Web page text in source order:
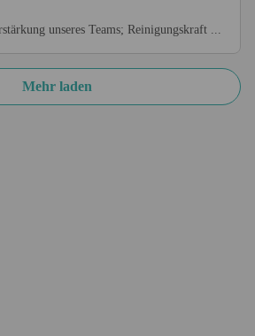
unseres Teams; Reinigungskraft ...
Mehr laden